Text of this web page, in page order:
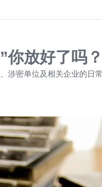
你放好了吗？
密单位及相关企业的